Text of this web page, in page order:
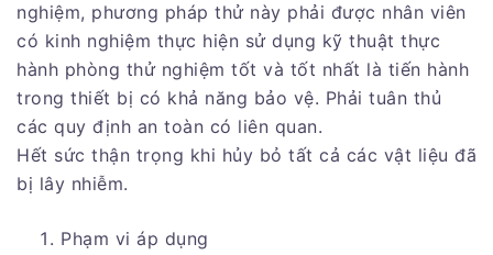
nghiệm, phương pháp thử này phải được nhân viên
có kinh nghiệm thực hiện sử dụng kỹ thuật thực
hành phòng thử nghiệm tốt và tốt nhất là tiến hành
trong thiết bị có khả năng bảo vệ. Phải tuân thủ
các quy định an toàn có liên quan.
Hết sức thận trọng khi hủy bỏ tất cả các vật liệu đã
bị lây nhiễm.
Phạm vi áp dụng